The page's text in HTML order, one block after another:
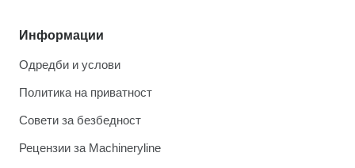
Информации
Одредби и услови
Политика на приватност
Совети за безбедност
Рецензии за Machineryline